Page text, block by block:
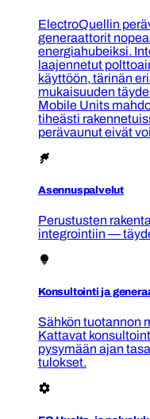
ElectroQuellin
generaattorit
energiahubeiksi.
laajennetut
käyttöön, tärinän
mukaisuuden
Mobile Units
tiheästi
perävaunut eivät
Asennuspalvelut
Perustusten
integrointiin —
Konsultointi ja
Sähkön tuotannon
Kattavat
pysymään ajan
tulokset.